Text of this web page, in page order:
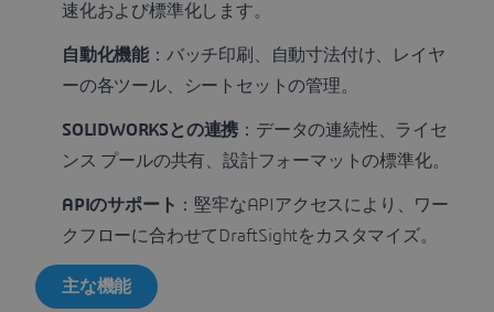
速化および標準化します。
自動化機能 ：バッチ印刷、自動寸法付け、レイヤ
ーの各ツール、シートセットの管理。
SOLIDWORKSとの連携 ：データの連続性、ライセ
ンス プールの共有、設計フォーマットの標準化。
APIのサポート ：堅牢なAPIアクセスにより、ワー
クフローに合わせてDraftSightをカスタマイズ。
主な機能